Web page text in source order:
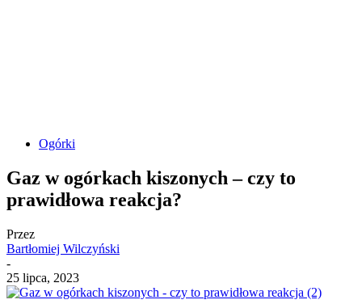
Ogórki
Gaz w ogórkach kiszonych – czy to
prawidłowa reakcja?
Przez
Bartłomiej Wilczyński
-
25 lipca, 2023